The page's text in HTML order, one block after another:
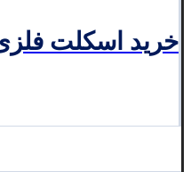
خرید اسکلت فلزی 12بلوک ساختمانی فاز یک مسکن مهر